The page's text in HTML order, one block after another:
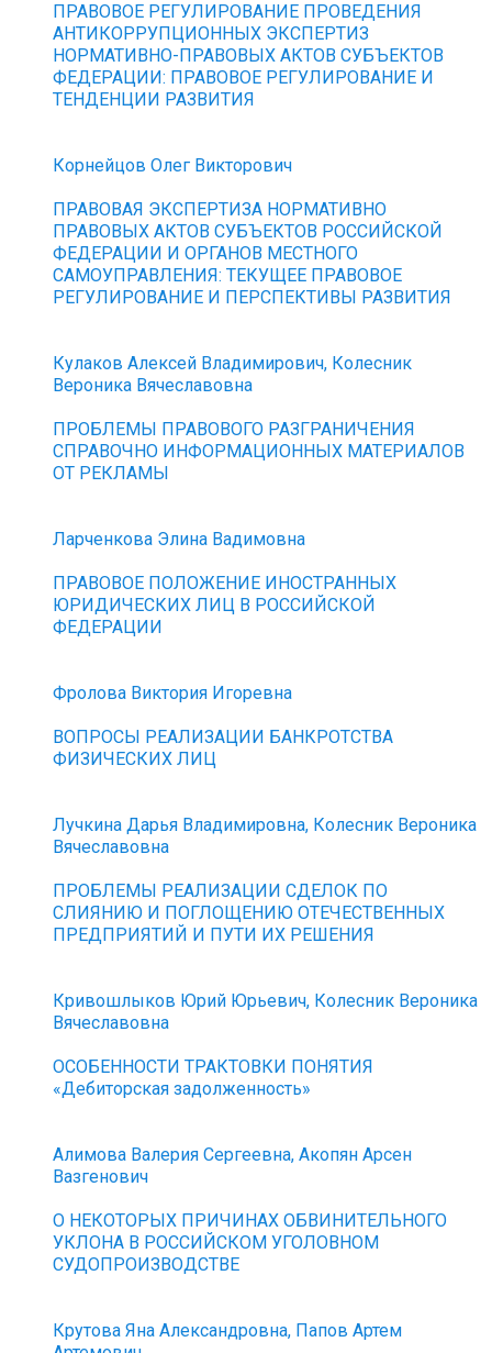
ПРАВОВОЕ РЕГУЛИРОВАНИЕ ПРОВЕДЕНИЯ
АНТИКОРРУПЦИОННЫХ ЭКСПЕРТИЗ
НОРМАТИВНО-ПРАВОВЫХ АКТОВ СУБЪЕКТОВ
ФЕДЕРАЦИИ: ПРАВОВОЕ РЕГУЛИРОВАНИЕ И
ТЕНДЕНЦИИ РАЗВИТИЯ
Корнейцов Олег Викторович
ПРАВОВАЯ ЭКСПЕРТИЗА НОРМАТИВНО
ПРАВОВЫХ АКТОВ СУБЪЕКТОВ РОССИЙСКОЙ
ФЕДЕРАЦИИ И ОРГАНОВ МЕСТНОГО
САМОУПРАВЛЕНИЯ: ТЕКУЩЕЕ ПРАВОВОЕ
РЕГУЛИРОВАНИЕ И ПЕРСПЕКТИВЫ РАЗВИТИЯ
Кулаков Алексей Владимирович, Колесник
Вероника Вячеславовна
ПРОБЛЕМЫ ПРАВОВОГО РАЗГРАНИЧЕНИЯ
СПРАВОЧНО ИНФОРМАЦИОННЫХ МАТЕРИАЛОВ
ОТ РЕКЛАМЫ
Ларченкова Элина Вадимовна
ПРАВОВОЕ ПОЛОЖЕНИЕ ИНОСТРАННЫХ
ЮРИДИЧЕСКИХ ЛИЦ В РОССИЙСКОЙ
ФЕДЕРАЦИИ
Фролова Виктория Игоревна
ВОПРОСЫ РЕАЛИЗАЦИИ БАНКРОТСТВА
ФИЗИЧЕСКИХ ЛИЦ
Лучкина Дарья Владимировна, Колесник Вероника
Вячеславовна
ПРОБЛЕМЫ РЕАЛИЗАЦИИ СДЕЛОК ПО
СЛИЯНИЮ И ПОГЛОЩЕНИЮ ОТЕЧЕСТВЕННЫХ
ПРЕДПРИЯТИЙ И ПУТИ ИХ РЕШЕНИЯ
Кривошлыков Юрий Юрьевич, Колесник Вероника
Вячеславовна
ОСОБЕННОСТИ ТРАКТОВКИ ПОНЯТИЯ
«Дебиторская задолженность»
Алимова Валерия Сергеевна, Акопян Арсен
Вазгенович
О НЕКОТОРЫХ ПРИЧИНАХ ОБВИНИТЕЛЬНОГО
УКЛОНА В РОССИЙСКОМ УГОЛОВНОМ
СУДОПРОИЗВОДСТВЕ
Крутова Яна Александровна, Папов Артем